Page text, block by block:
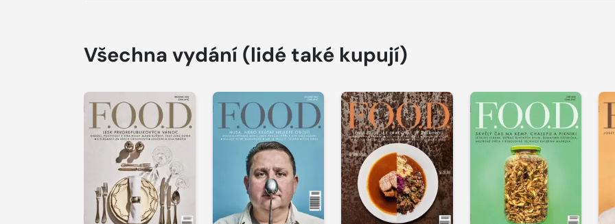
Všechna vydání (lidé také kupují)